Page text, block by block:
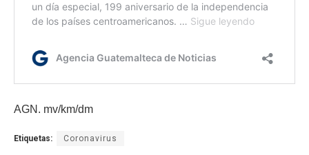
AGN. mv/km/dm
Etiquetas: Coronavirus